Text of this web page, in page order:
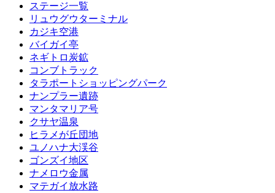
ステージ一覧
リュウグウターミナル
カジキ空港
バイガイ亭
ネギトロ炭鉱
コンブトラック
タラポートショッピングパーク
ナンプラー遺跡
マンタマリア号
クサヤ温泉
ヒラメが丘団地
ユノハナ大渓谷
ゴンズイ地区
ナメロウ金属
マテガイ放水路